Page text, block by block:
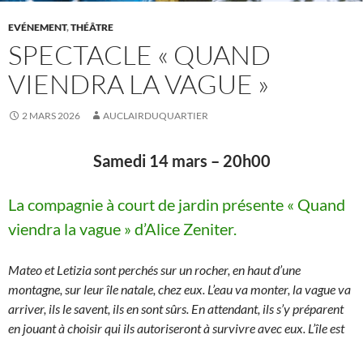
EVÉNEMENT,THÉÂTRE
SPECTACLE « QUAND
VIENDRA LA VAGUE »
2 MARS 2026 AUCLAIRDUQUARTIER
Samedi 14 mars – 20h00
La compagnie à court de jardin présente « Quand
viendra la vague » d’Alice Zeniter.
Mateo et Letizia sont perchés sur un rocher, en haut d’une
montagne, sur leur île natale, chez eux. L’eau va monter, la vague va
arriver, ils le savent, ils en sont sûrs. En attendant, ils s’y préparent
en jouant à choisir qui ils autoriseront à survivre avec eux. L’île est